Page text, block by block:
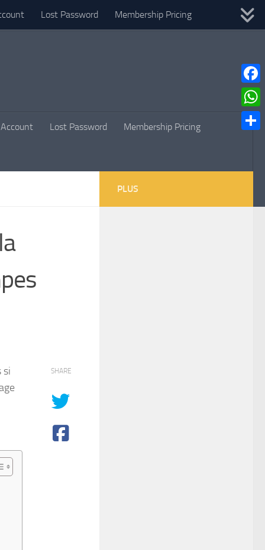
Lost Password Membership Pricing
Lost Password Membership Pricing
si
SHARE
PLUS